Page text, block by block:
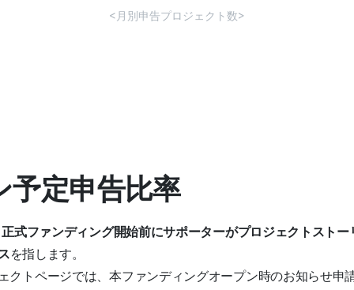
<月別申告プロジェクト数>
予定申告比率
正式ファンディング開始前にサポーターがプロジェクトスト
を指します。
クトページでは、本ファンディングオープン時のお知らせ申